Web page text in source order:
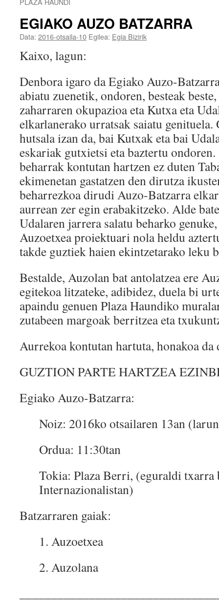
EGIAKO AUZO BATZARRA
Data: 2016-otsaila-10 Egilea: Egia Bizirik
Kaixo, lagun:
Denbora igaro da Egiako Auzo-
abiatu zuenetik, ondoren, besteak
zaharraren okupazioa eta Kutxa eta
elkarlanerako urratsak saiatu genituela.
hutsala izan da, bai Kutxak eta bai
eskariak gutxietsi eta baztertu
beharrak kontutan hartzen ez duten
ekimenetan gastatzen den dirutza
beharrezkoa dirudi Auzo-Batzarra
aurrean zer egin erabakitzeko. Alde
Udalaren jarrera salatu beharko
Auzoetxea proiektuari nola heldu
takde guztiek haien ekintzetarako leku
Bestalde, Auzolan bat antolatzea ere
egitekoa litzateke, adibidez, duela bi
apaindu genuen Plaza Haundiko
zutabeen margoak berritzea eta
Aurrekoa kontutan hartuta, honakoa da
GUZTION PARTE HARTZEA
Egiako Auzo-Batzarra:
Noiz: 2016ko otsailaren 13an
Ordua: 11:30tan
Tokia: Plaza Berri, (eguraldi txarra
Internazionalistan)
Batzarraren gaiak:
1. Auzoetxea
2. Auzolana